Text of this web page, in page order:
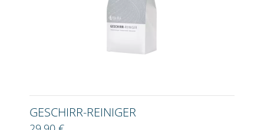
GESCHIRR-REINIGER